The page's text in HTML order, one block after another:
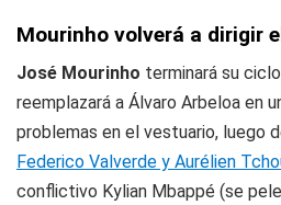
Mourinho volverá a dirigir
José Mourinho terminará su
reemplazará a Álvaro Arbeloa en
problemas en el vestuario, luego
Federico Valverde y Aurélien
conflictivo Kylian Mbappé (se